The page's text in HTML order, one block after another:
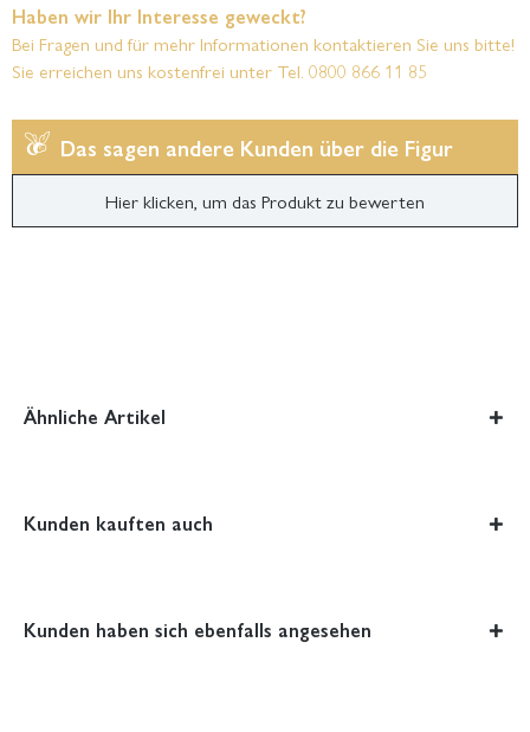
Haben wir Ihr Interesse geweckt?
Bei Fragen und für mehr Informationen kontaktieren Sie uns bitte!
Sie erreichen uns kostenfrei unter Tel. 0800 866 11 85
Das sagen andere Kunden über die Figur
Hier klicken, um das Produkt zu bewerten
Ähnliche Artikel
Kunden kauften auch
Kunden haben sich ebenfalls angesehen